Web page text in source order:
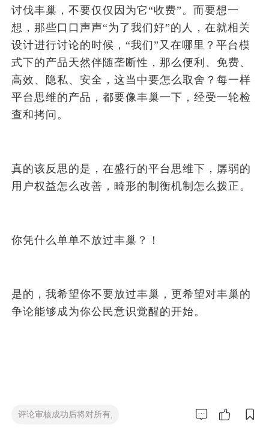
讨伐丰巢，不要仅仅因为它“收费”。而要想一
想，那些口口声声“为了我们好”的人，在就相关
设计进行讨论的时候，“我们”又在哪里？平台模
式下的产品天然伴随垄断性，那么便利、免费、
高效、隐私、安全，这当中要怎么取舍？每一样
平台思维的产品，都要像丰巢一下，经受一轮检
查和拷问。
真的该反思的是，在盛行的平台思维下，孱弱的
用户权益怎么改善，畸形的制衡机制怎么拨正。
你凭什么单单不放过丰巢？！
是的，我希望你不要放过丰巢，更希望对丰巢的
争论能够成为你公民意识觉醒的开始。
  